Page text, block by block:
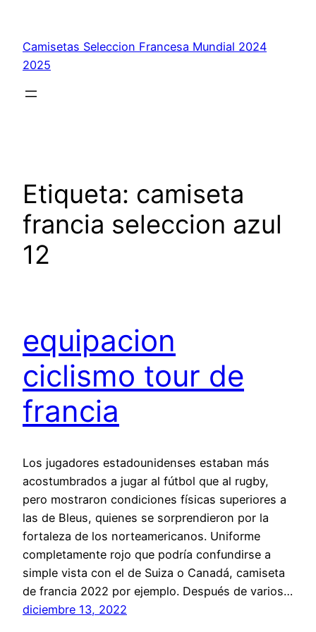
contenido
Camisetas Seleccion Francesa Mundial 2024
2025
Etiqueta: camiseta
francia seleccion azul
12
equipacion
ciclismo tour de
francia
Los jugadores estadounidenses estaban más
acostumbrados a jugar al fútbol que al rugby,
pero mostraron condiciones físicas superiores a
las de Bleus, quienes se sorprendieron por la
fortaleza de los norteamericanos. Uniforme
completamente rojo que podría confundirse a
simple vista con el de Suiza o Canadá, camiseta
de francia 2022 por ejemplo. Después de varios…
diciembre 13, 2022